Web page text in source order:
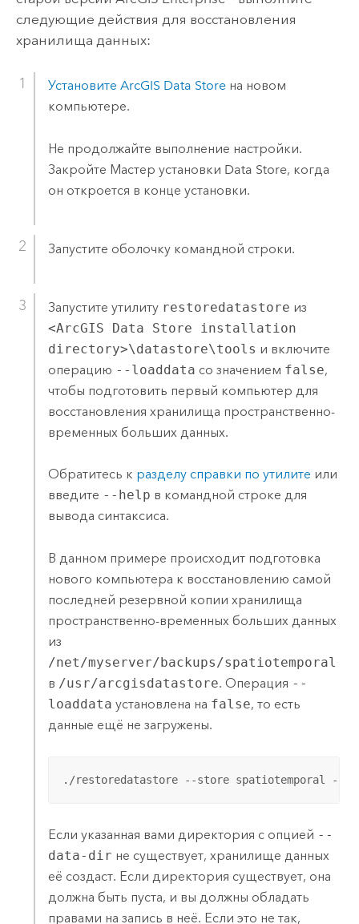
следующие действия для восстановления
хранилища данных:
Установите ArcGIS Data Storeна новом
компьютере.
Не продолжайте выполнение настройки.
Закройте Мастер установки Data Store, когда
он откроется в конце установки.
Запустите оболочку командной строки.
Запустите утилиту restoredatastore из
<ArcGIS Data Store installation
directory>\datastore\tools и включите
операцию --loaddata со значением false,
чтобы подготовить первый компьютер для
восстановления хранилища пространственно-
временных больших данных.
Обратитесь к разделу справки по утилите или
введите --help в командной строке для
вывода синтаксиса.
В данном примере происходит подготовка
нового компьютера к восстановлению самой
последней резервной копии хранилища
пространственно-временных больших данных
из
/net/myserver/backups/spatiotemporal
в /usr/arcgisdatastore. Операция --
loaddata установлена на false, то есть
данные ещё не загружены.
./restoredatastore --store spatiotemporal --
Если указанная вами директория с опцией --
data-dir не существует, хранилище данных
её создаст. Если директория существует, она
должна быть пуста, и вы должны обладать
правами на запись в неё. Если это не так,